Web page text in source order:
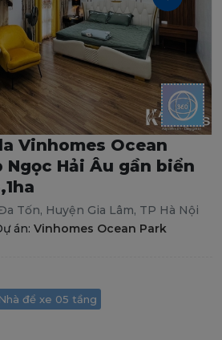
Vinhomes Ocean
Ngọc Hải Âu gần biển
Tốn, Huyện Gia Lâm, TP Hà Nội
án: Vinhomes Ocean Park
để xe 05 tầng